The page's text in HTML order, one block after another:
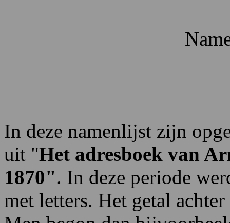
In deze namenlijst zijn
uit "Het adresboek van
1870". In deze periode
met letters. Het getal